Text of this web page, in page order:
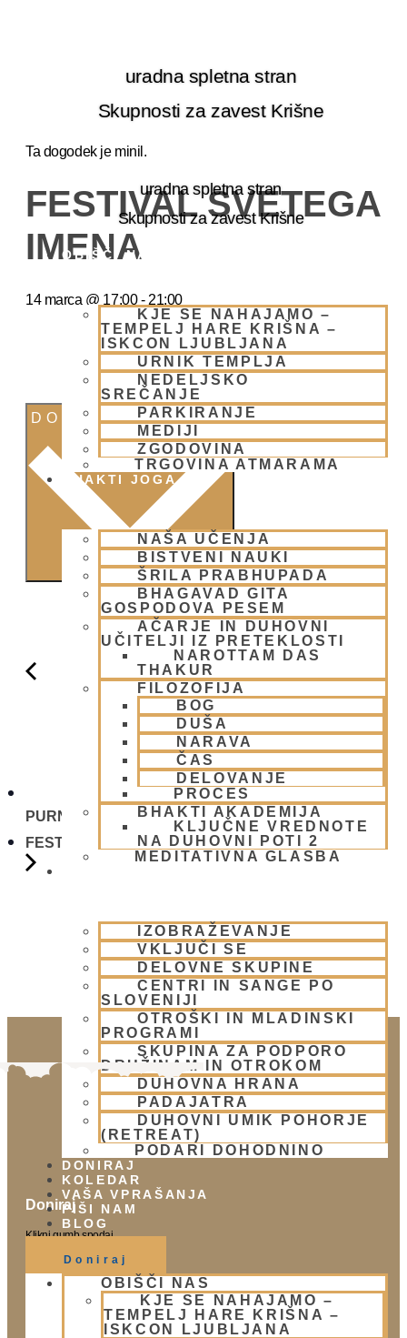
uradna spletna stran
Skupnosti za zavest Krišne
uradna spletna stran
Skupnosti za zavest Krišne
OBIŠČI NAS
KJE SE NAHAJAMO –
TEMPELJ HARE KRIŠNA –
ISKCON LJUBLJANA
URNIK TEMPLJA
NEDELJSKO
SREČANJE
PARKIRANJE
MEDIJI
ZGODOVINA
TRGOVINA ATMARAMA
BHAKTI JOGA
NAŠA UČENJA
BISTVENI NAUKI
ŠRILA PRABHUPADA
BHAGAVAD GITA
GOSPODOVA PESEM
AČARJE IN DUHOVNI
UČITELJI IZ PRETEKLOSTI
NAROTTAM DAS
THAKUR
FILOZOFIJA
BOG
DUŠA
NARAVA
ČAS
DELOVANJE
PROCES
BHAKTI AKADEMIJA
KLJUČNE VREDNOTE
NA DUHOVNI POTI 2
MEDITATIVNA GLASBA
IZOBRAŽEVANJE
VKLJUČI SE
DELOVNE SKUPINE
CENTRI IN SANGE PO
SLOVENIJI
OTROŠKI IN MLADINSKI
PROGRAMI
SKUPINA ZA PODPORO
DRUŽINAM IN OTROKOM
DUHOVNA HRANA
PADAJATRA
DUHOVNI UMIK POHORJE
(RETREAT)
PODARI DOHODNINO
DONIRAJ
KOLEDAR
VAŠA VPRAŠANJA
PIŠI NAM
BLOG
OBIŠČI NAS
KJE SE NAHAJAMO –
TEMPELJ HARE KRIŠNA –
ISKCON LJUBLJANA
Ta dogodek je minil.
FESTIVAL SVETEGA
IMENA
14 marca @ 17:00 - 21:00
DODAJ V KOLEDAR
PURNIM 13. MAREC 2025 - VABLJENI
FESTIVAL SVETEGA IMENA
Doniraj
Klikni gumb spodaj.
Doniraj
Obišči nas